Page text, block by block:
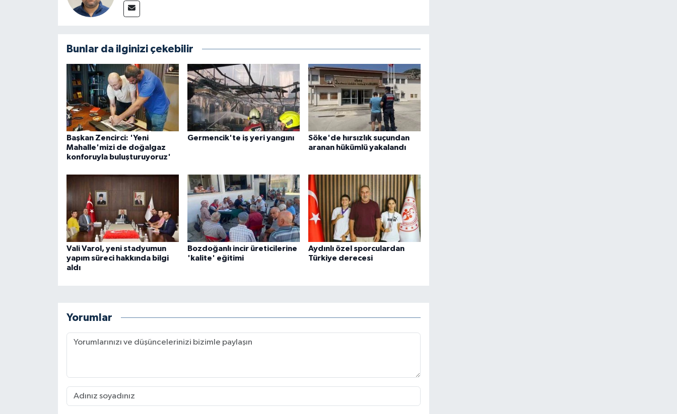
Bunlar da ilginizi çekebilir
Başkan Zencirci: 'Yeni
Mahalle'mizi de doğalgaz
konforuyla buluşturuyoruz'
Germencik'te iş yeri yangını
Söke'de hırsızlık suçundan
aranan hükümlü yakalandı
Vali Varol, yeni stadyumun
yapım süreci hakkında bilgi
aldı
Bozdoğanlı incir üreticilerine
'kalite' eğitimi
Aydınlı özel sporculardan
Türkiye derecesi
Yorumlar